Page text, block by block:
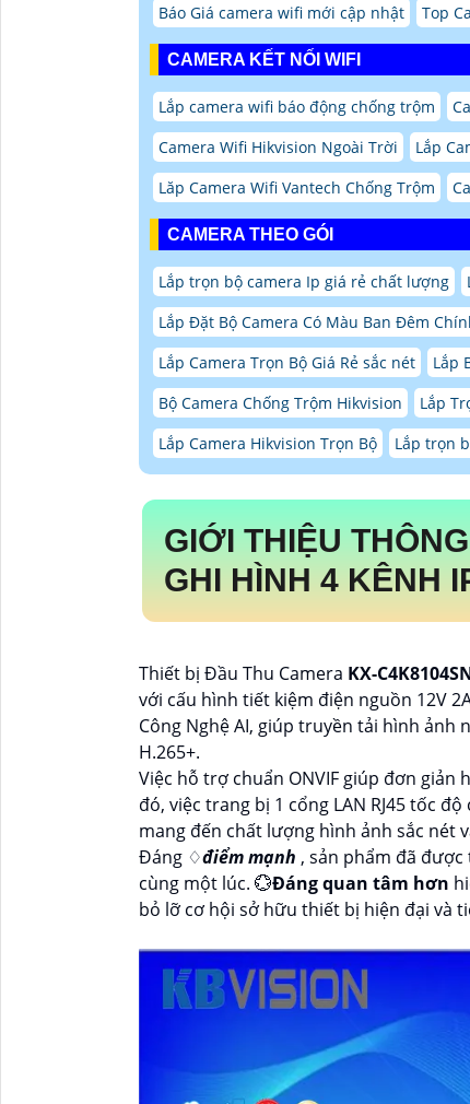
Báo Giá camera wifi mới cập nhật
Top
CAMERA KẾT NỐI WIFI
Lắp camera wifi báo động chống trộm
Camera Wifi Hikvision Ngoài Trời
Lắp
Lăp Camera Wifi Vantech Chống Trộm
CAMERA THEO GÓI
Lắp trọn bộ camera Ip giá rẻ chất lượng
Lắp Đặt Bộ Camera Có Màu Ban Đêm
Lắp Camera Trọn Bộ Giá Rẻ sắc nét
Lắp
Bộ Camera Chống Trộm Hikvision
Lắp
Lắp Camera Hikvision Trọn Bộ
Lắp trọn
GIỚI THIỆU
GHI HÌNH 4 KÊNH
Thiết bị Đầu Thu Camera KX-
với cấu hình tiết kiệm điện nguồn 12V
Công Nghệ AI, giúp truyền tải hình
H.265+.
Việc hỗ trợ chuẩn ONVIF giúp đơn giản
đó, việc trang bị 1 cổng LAN RJ45 tốc
mang đến chất lượng hình ảnh sắc nét
Đáng ♢điểm mạnh , sản phẩm đã
cùng một lúc. 💮Đáng quan tâm hơn
bỏ lỡ cơ hội sở hữu thiết bị hiện đại và